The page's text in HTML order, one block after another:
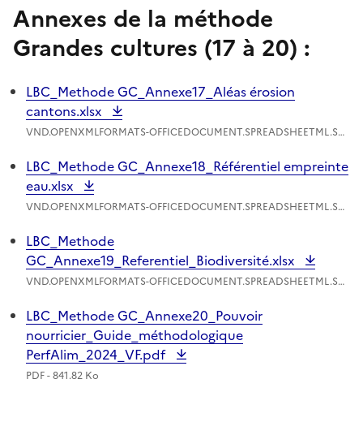
Annexes de la méthode
Grandes cultures (17 à 20) :
LBC_Methode GC_Annexe17_Aléas érosion
cantons.xlsx
VND.OPENXMLFORMATS-OFFICEDOCUMENT.SPREADSHEETML.SHEET - 483.49 Ko
LBC_Methode GC_Annexe18_Référentiel empreinte
eau.xlsx
VND.OPENXMLFORMATS-OFFICEDOCUMENT.SPREADSHEETML.SHEET - 98.15 Ko
LBC_Methode
GC_Annexe19_Referentiel_Biodiversité.xlsx
VND.OPENXMLFORMATS-OFFICEDOCUMENT.SPREADSHEETML.SHEET - 211.02 Ko
LBC_Methode GC_Annexe20_Pouvoir
nourricier_Guide_méthodologique
PerfAlim_2024_VF.pdf
PDF - 841.82 Ko